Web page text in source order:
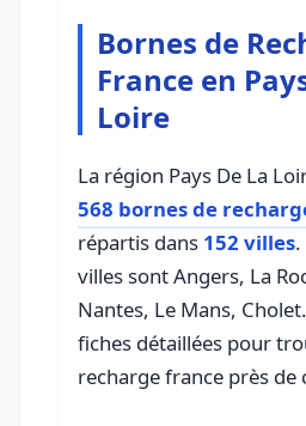
Bornes de
France en
Loire
La région Pays De La
568 bornes de
répartis dans 152 villes
villes sont Angers, La
Nantes, Le Mans,
fiches détaillées pour
recharge france près de